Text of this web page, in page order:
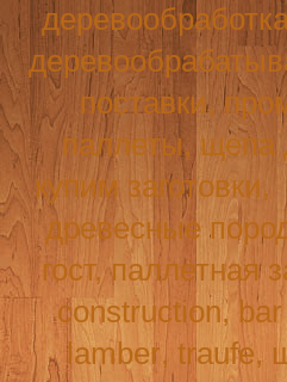
поставки,
паллеты, щепа
купим заготовки,
древесные
гост, паллетная
construction, bar
lamber,traufe,